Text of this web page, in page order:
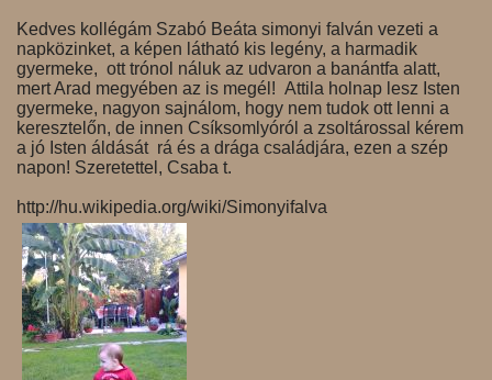
Kedves kollégám Szabó Beáta simonyi falván vezeti a
napközinket, a képen látható kis legény, a harmadik
gyermeke, ott trónol náluk az udvaron a banántfa alatt,
mert Arad megyében az is megél! Attila holnap lesz Isten
gyermeke, nagyon sajnálom, hogy nem tudok ott lenni a
keresztelőn, de innen Csíksomlyóról a zsoltárossal kérem
a jó Isten áldását rá és a drága családjára, ezen a szép
napon! Szeretettel, Csaba t.
http://hu.wikipedia.org/wiki/Simonyifalva